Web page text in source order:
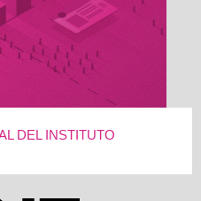
DEL INSTITUTO